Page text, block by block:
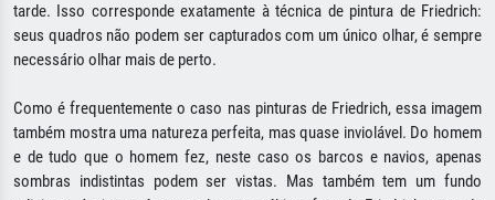
tarde. Isso corresponde exatamente à técnica de pintura de Friedrich:
seus quadros não podem ser capturados com um único olhar, é sempre
necessário olhar mais de perto.
Como é frequentemente o caso nas pinturas de Friedrich, essa imagem
também mostra uma natureza perfeita, mas quase inviolável. Do homem
e de tudo que o homem fez, neste caso os barcos e navios, apenas
sombras indistintas podem ser vistas. Mas também tem um fundo